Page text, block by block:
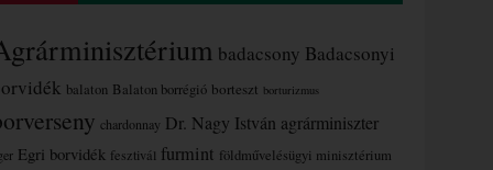
badacsony Badacsonyi
balaton Balaton borrégió borteszt borturizmus
chardonnay Dr. Nagy István agrárminiszter
Egri borvidék fesztivál furmint földművelésügyi minisztérium